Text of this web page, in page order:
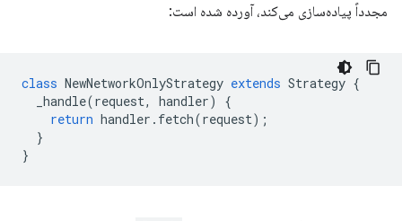
مجدداً پیاده‌سازی می‌کند، آورده شده است:
class NewNetworkOnlyStrategy extends Strategy {
_handle(request, handler)
{
return handler . fetch(request);
}
}